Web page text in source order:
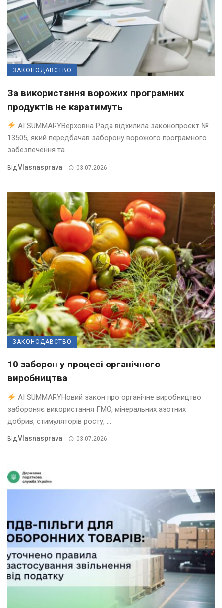
ЗАКОНОДАВСТВО
За використання ворожих програмних
продуктів не каратимуть
AI SUMMARYВерховна Рада відхилила законопроєкт №
13505, який передбачав заборону ворожого програмного
забезпечення та ...
Від Vlasnasprava 03.07.2026
ЗАКОНОДАВСТВО
10 заборон у процесі органічного
виробництва
AI SUMMARYНовий закон про органічне виробництво
забороняє використання ГМО, мінеральних азотних
добрив, стимуляторів росту, ...
ВідVlasnasprava 03.07.2026